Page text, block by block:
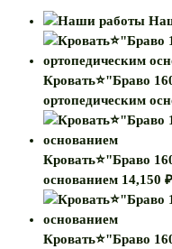
Кровать⭐"Браво
ортопедическим
Кровать⭐"Браво
основанием 14,150 ₽
Кровать⭐"Браво